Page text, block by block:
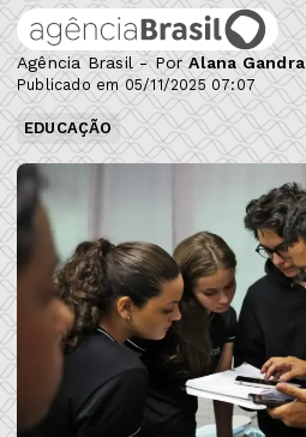
Agência Brasil - PorAlana Gandra
Publicado em 05/11/2025 07:07
EDUCAÇÃO